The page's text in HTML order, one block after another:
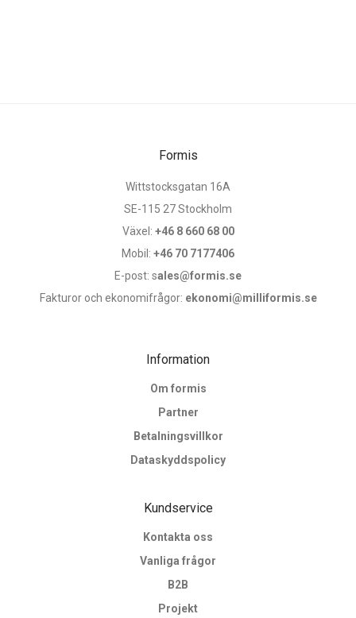
Formis
Wittstocksgatan 16A
SE-115 27 Stockholm
Växel: +46 8 660 68 00
Mobil: +46 70 7177406
E-post: sales@formis.se
Fakturor och ekonomifrågor: ekonomi@milliformis.se
Information
Om formis
Partner
Betalningsvillkor
Dataskyddspolicy
Kundservice
Kontakta oss
Vanliga frågor
B2B
Projekt